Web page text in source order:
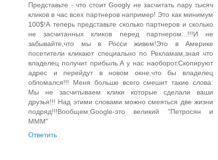
Представьте - что стоит Googly не засчитать пару тысяч
кликов в час всех партнеров например! Это как минимум
100$!А теперь представьте сколько партнеров и сколько
не засчитанных кликов перед партнером...!!!И не
забывайте,что мы в Росси живем!Это в Америке
посетители кликают специально по Рекламам,зная что
владелец получит прибыль.А у нас наоборот.Скопируют
адрес и перейдут в новом окне,что бы владелец
обломался!!! Меня больше всего смешит такие слова:
Мы не засчитываем клики которые сделали ваши
друзья!!! Над этими словами можно смеяться две жизни
подряд!!!Вообщем,Google-это великий "Петросян и
МММ"
Ответить